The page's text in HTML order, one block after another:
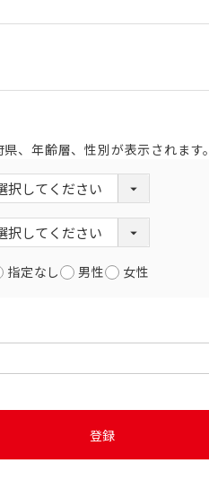
、年齢層、性別が表示されます。
指定なし 男性 女性
登録